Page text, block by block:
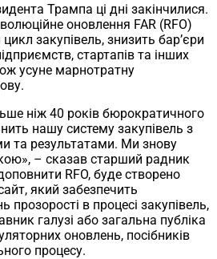
Трампа ці дні закінчилися.
оновлення FAR (RFO)
закупівель, знизить бар’єри
стартапів та інших
усуне марнотратну
ніж 40 років бюрократичного
нашу систему закупівель з
та результатами. Ми знову
– сказав старший радник
RFO, буде створено
який забезпечить
прозорості в процесі закупівель,
галузі або загальна публіка
оновлень, посібників
процесу.